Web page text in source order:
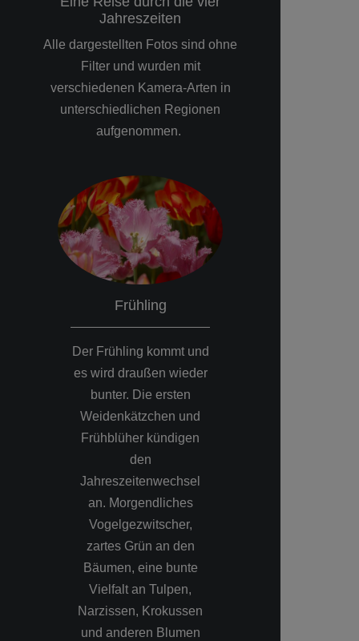
Jahreszeiten
Alle dargestellten Fotos sind ohne
Filter und wurden mit
verschiedenen Kamera-Arten in
unterschiedlichen Regionen
aufgenommen.
Frühling
Der Frühling kommt und
es wird draußen wieder
bunter. Die ersten
Weidenkätzchen und
Frühblüher kündigen
den
Jahreszeitenwechsel
an. Morgendliches
Vogelgezwitscher,
zartes Grün an den
Bäumen, eine bunte
Vielfalt an Tulpen,
Narzissen, Krokussen
und anderen Blumen